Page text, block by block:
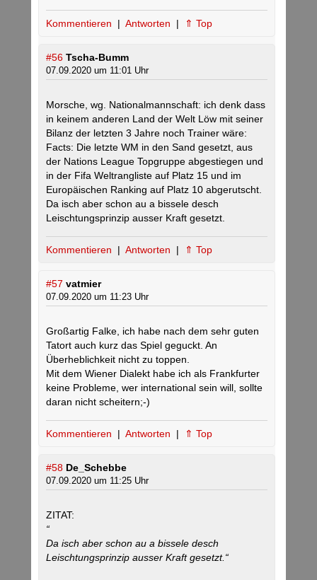
Kommentieren | Antworten | ⇑ Top
#56 Tscha-Bumm
07.09.2020 um 11:01 Uhr
Morsche, wg. Nationalmannschaft: ich denk dass
in keinem anderen Land der Welt Löw mit seiner
Bilanz der letzten 3 Jahre noch Trainer wäre:
Facts: Die letzte WM in den Sand gesetzt, aus
der Nations League Topgruppe abgestiegen und
in der Fifa Weltrangliste auf Platz 15 und im
Europäischen Ranking auf Platz 10 abgerutscht.
Da isch aber schon au a bissele desch
Leischtungsprinzip ausser Kraft gesetzt.
Kommentieren | Antworten | ⇑ Top
#57 vatmier
07.09.2020 um 11:23 Uhr
Großartig Falke, ich habe nach dem sehr guten
Tatort auch kurz das Spiel geguckt. An
Überheblichkeit nicht zu toppen.
Mit dem Wiener Dialekt habe ich als Frankfurter
keine Probleme, wer international sein will, sollte
daran nicht scheitern;-)
Kommentieren | Antworten | ⇑ Top
#58 De_Schebbe
07.09.2020 um 11:25 Uhr
ZITAT:
“
Da isch aber schon au a bissele desch
Leischtungsprinzip ausser Kraft gesetzt.“